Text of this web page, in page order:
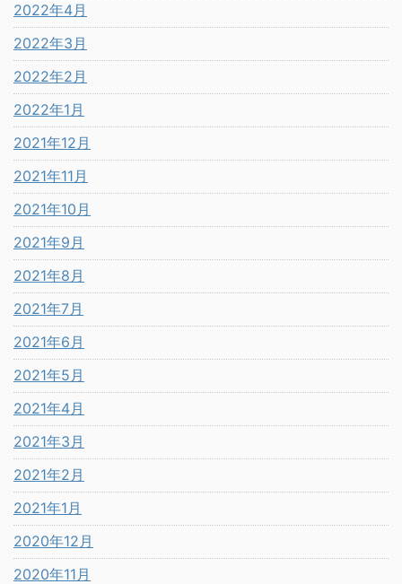
2022年4月
2022年3月
2022年2月
2022年1月
2021年12月
2021年11月
2021年10月
2021年9月
2021年8月
2021年7月
2021年6月
2021年5月
2021年4月
2021年3月
2021年2月
2021年1月
2020年12月
2020年11月